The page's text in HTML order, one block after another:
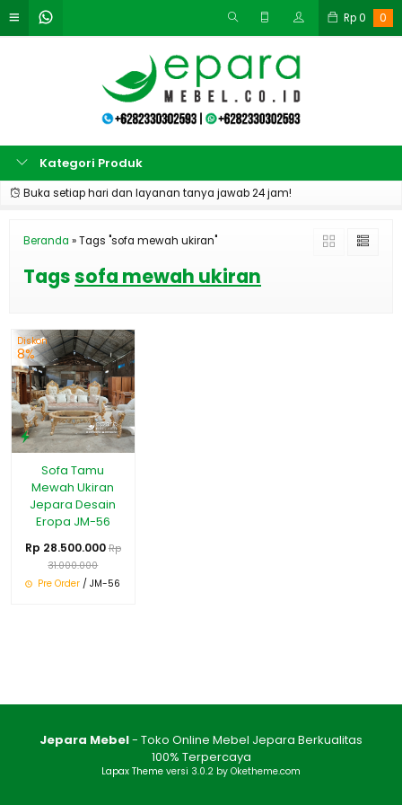
Rp0 0
Kategori Produk
Buka setiap hari dan layanan tanya jawab 24 jam!
Beranda »Tags "sofa mewah ukiran"
Tagssofa mewah ukiran
Diskon
8%
Sofa Tamu
Mewah Ukiran
Jepara Desain
Eropa JM-56
Rp 28.500.000 Rp
31.000.000
Pre Order / JM-56
Jepara Mebel- Toko Online Mebel Jepara Berkualitas
100% Terpercaya
Lapax Theme versi 3.0.2 by Oketheme.com